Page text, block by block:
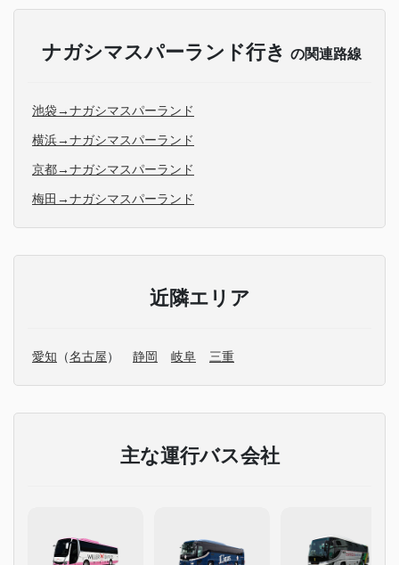
ナガシマスパーランド行き の関連路線
池袋→ナガシマスパーランド
横浜→ナガシマスパーランド
京都→ナガシマスパーランド
梅田→ナガシマスパーランド
近隣エリア
愛知 （名古屋 ） 静岡 岐阜 三重
主な運行バス会社